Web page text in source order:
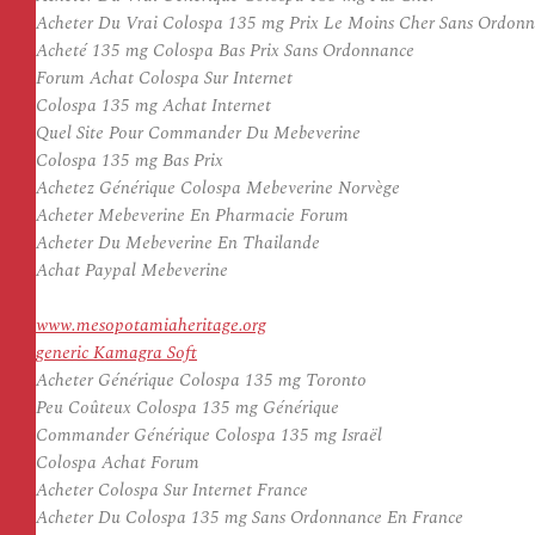
Acheter Du Vrai Colospa 135 mg Prix Le Moins Cher Sans
Acheté 135 mg Colospa Bas Prix Sans Ordonnance
Forum Achat Colospa Sur Internet
Colospa 135 mg Achat Internet
Quel Site Pour Commander Du Mebeverine
Colospa 135 mg Bas Prix
Achetez Générique Colospa Mebeverine Norvège
Acheter Mebeverine En Pharmacie Forum
Acheter Du Mebeverine En Thailande
Achat Paypal Mebeverine
www.mesopotamiaheritage.org
generic Kamagra Soft
Acheter Générique Colospa 135 mg Toronto
Peu Coûteux Colospa 135 mg Générique
Commander Générique Colospa 135 mg Israël
Colospa Achat Forum
Acheter Colospa Sur Internet France
Acheter Du Colospa 135 mg Sans Ordonnance En France